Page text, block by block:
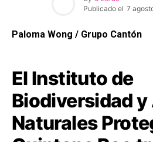
Publicado el 7
Paloma Wong / Grupo Cantón
El Instituto de
Biodiversidad y
Naturales